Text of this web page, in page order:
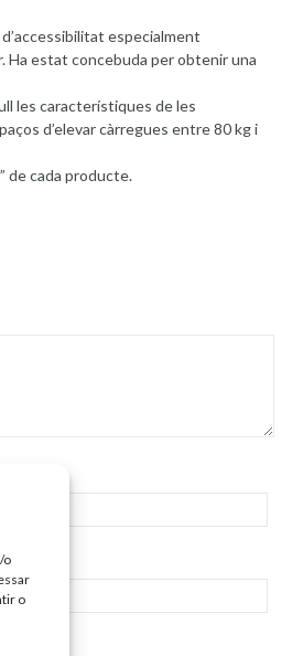
o
o
especialment
Ha estat concebuda per obtenir una
les característiques de les
d’elevar càrregues entre 80 kg i
de cada producte.